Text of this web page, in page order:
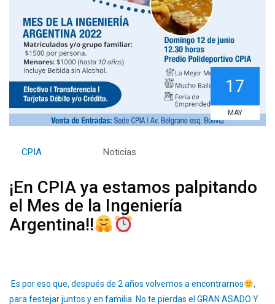
17
MAY
CPIA Noticias
¡En CPIA ya estamos palpitando
el Mes de la Ingeniería
Argentina!!
Es por eso que, después de 2 años volvemos a encontrarnos
,
para festejar juntos y en familia. No te pierdas el GRAN ASADO Y